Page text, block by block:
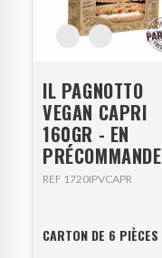
IL PAGNOTTO
VEGAN CAPRI
160GR - EN
PRÉCOMMANDE
REF 1720IPVCAPR
CARTON DE 6 PIÈCES